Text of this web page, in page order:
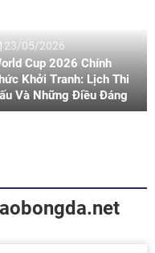
23/05/2026
Cup 2026 Chính
Khởi Tranh: Lịch Thi
Và Những Điều Đáng
Đợi